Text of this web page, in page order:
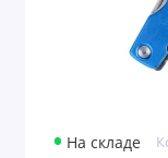
На складе